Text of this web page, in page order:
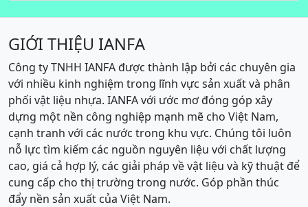
GIỚI THIỆU IANFA
Công ty TNHH IANFA được thành lập bởi các chuyên gia
với nhiều kinh nghiệm trong lĩnh vực sản xuất và phân
phối vật liệu nhựa. IANFA với ước mơ đóng góp xây
dựng một nền công nghiệp mạnh mẽ cho Việt Nam,
cạnh tranh với các nước trong khu vực. Chúng tôi luôn
nỗ lực tìm kiếm các nguồn nguyên liệu với chất lượng
cao, giá cả hợp lý, các giải pháp về vật liệu và kỹ thuật để
cung cấp cho thị trường trong nước. Góp phần thúc
đẩy nền sản xuất của Việt Nam.